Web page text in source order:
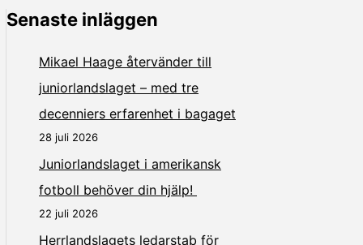
Senaste inläggen
Mikael Haage återvänder till
juniorlandslaget – med tre
decenniers erfarenhet i bagaget
28 juli 2026
Juniorlandslaget i amerikansk
fotboll behöver din hjälp!
22 juli 2026
Herrlandslagets ledarstab för